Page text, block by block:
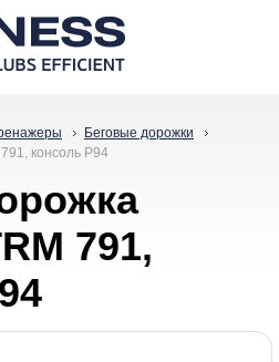
Беговые дорожки
консоль P94
791,